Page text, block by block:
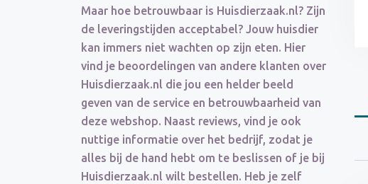
Maar hoe betrouwbaar is Huisdierzaak.nl? Zijn
de leveringstijden acceptabel? Jouw huisdier
kan immers niet wachten op zijn eten. Hier
vind je beoordelingen van andere klanten over
Huisdierzaak.nl die jou een helder beeld
geven van de service en betrouwbaarheid van
deze webshop. Naast reviews, vind je ook
nuttige informatie over het bedrijf, zodat je
alles bij de hand hebt om te beslissen of je bij
Huisdierzaak.nl wilt bestellen. Heb je zelf